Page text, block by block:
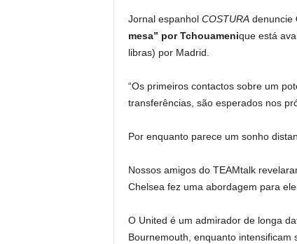
Jornal espanhol COSTURAdenuncie
mesa” por Tchouamenique está
libras) por Madrid.
“Os primeiros contactos sobre um
transferências, são esperados nos
Por enquanto parece um sonho
Nossos amigos do TEAMtalk
Chelsea fez uma abordagem para ele.
O United é um admirador de longa
Bournemouth, enquanto intensificam